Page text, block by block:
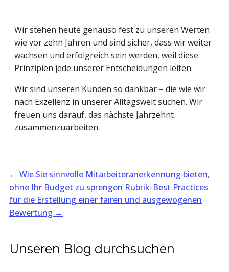
Wir stehen heute genauso fest zu unseren Werten
wie vor zehn Jahren und sind sicher, dass wir weiter
wachsen und erfolgreich sein werden, weil diese
Prinzipien jede unserer Entscheidungen leiten.
Wir sind unseren Kunden so dankbar – die wie wir
nach Exzellenz in unserer Alltagswelt suchen. Wir
freuen uns darauf, das nächste Jahrzehnt
zusammenzuarbeiten.
← Wie Sie sinnvolle Mitarbeiteranerkennung bieten,
ohne Ihr Budget zu sprengen Rubrik-Best Practices
für die Erstellung einer fairen und ausgewogenen
Bewertung →
Unseren Blog durchsuchen